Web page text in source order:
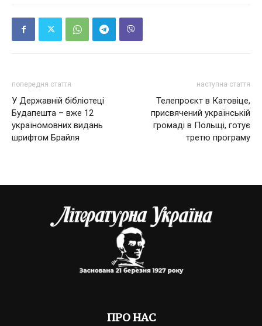
попередня стаття
У Державній бібліотеці
Будапешта – вже 12
україномовних видань
шрифтом Брайля
наступна стаття
Телепроєкт в Катовіце,
присвячений українській
громаді в Польщі, готує
третю програму
ПРО НАС